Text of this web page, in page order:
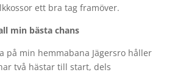
ett bra tag framöver.
min bästa chans
på min hemmabana Jägersro håller
två hästar till start, dels